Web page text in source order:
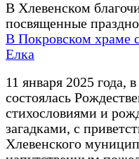
В Хлевенском
посвященные
В Покровском храме
Елка
11 января 2025 года,
состоялась
стихословиями и
загадками, с
Хлевенского